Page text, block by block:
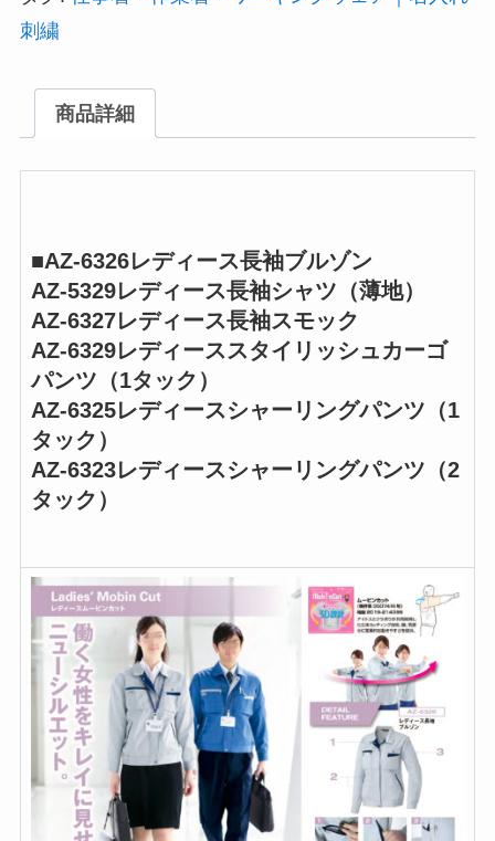
刺繍
商品詳細
■AZ-6326レディース長袖ブルゾン
AZ-5329レディース長袖シャツ（薄地）
AZ-6327レディース長袖スモック
AZ-6329レディーススタイリッシュカーゴ
パンツ（1タック）
AZ-6325レディースシャーリングパンツ（1
タック）
AZ-6323レディースシャーリングパンツ（2
タック）